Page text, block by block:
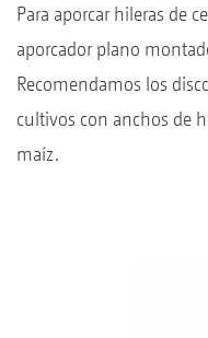
Para aporcar hileras de
aporcador plano
Recomendamos los
cultivos con anchos de
maíz.